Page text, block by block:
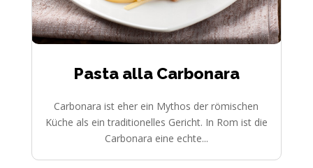
Pasta alla Carbonara
Carbonara ist eher ein Mythos der römischen
Küche als ein traditionelles Gericht. In Rom ist die
Carbonara eine echte...